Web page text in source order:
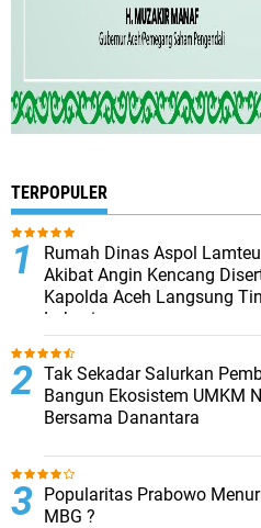
TERPOPULER
Rumah Dinas Aspol
Akibat Angin Kencang
Kapolda Aceh Langsung
Lokasi
Tak Sekadar Salurkan
Bangun Ekosistem UMKM
Bersama Danantara
Popularitas Prabowo
MBG ?